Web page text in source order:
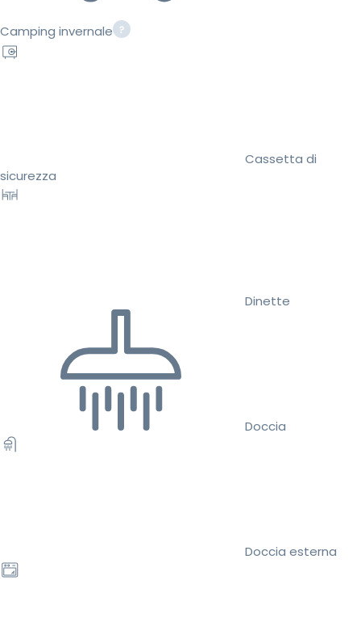
Camping invernale
Cassetta di
sicurezza
Dinette
Doccia
Doccia esterna